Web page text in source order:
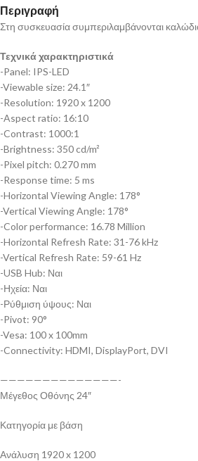
Περιγραφή
Στη συσκευασία συμπεριλαμβάνονται
Τεχνικά χαρακτηριστικά
-Panel: IPS-LED
-Viewable size: 24.1″
-Resolution: 1920 x 1200
-Aspect ratio: 16:10
-Contrast: 1000:1
-Brightness: 350 cd/m²
-Pixel pitch: 0.270 mm
-Response time: 5 ms
-Horizontal Viewing Angle: 178°
-Vertical Viewing Angle: 178°
-Color performance: 16.78 Million
-Horizontal Refresh Rate: 31-76 kHz
-Vertical Refresh Rate: 59-61 Hz
-USB Hub: Ναι
-Ηχεία: Ναι
-Ρύθμιση ύψους: Ναι
-Pivot: 90°
-Vesa: 100 x 100mm
-Connectivity: HDMI, DisplayPort, DVI
——————————————-
Μέγεθος Οθόνης 24″
Κατηγορία με βάση
Ανάλυση 1920 x 1200